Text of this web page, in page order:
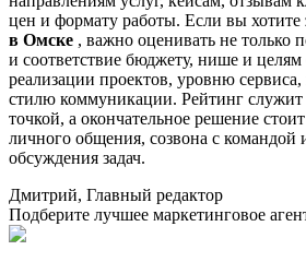
цен и формату работы. Если вы хотите
в Омске , важно оценивать не только
и соответствие бюджету, нише и целям
реализации проектов, уровню сервиса,
стилю коммуникации. Рейтинг служит
точкой, а окончательное решение
личного общения, созвона с командой
обсуждения задач.
Дмитрий, Главный редактор
Подберите лучшее маркетинговое